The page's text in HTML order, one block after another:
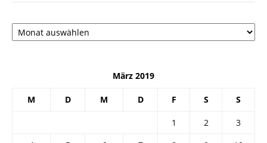
Архив
März 2019
M D M D F S S
1 2
3